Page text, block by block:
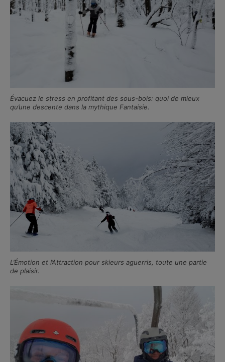
Évacuez le stress en profitant des sous-bois: quoi de mieux
qu’une descente dans la mythique Fantaisie.
L’Émotion et l’Attraction pour skieurs aguerris, toute une partie
de plaisir.